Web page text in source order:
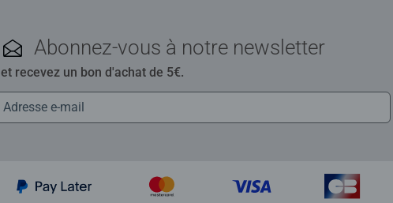
Abonnez-vous à notre newsletter
et recevez un bon d'achat de 5€.